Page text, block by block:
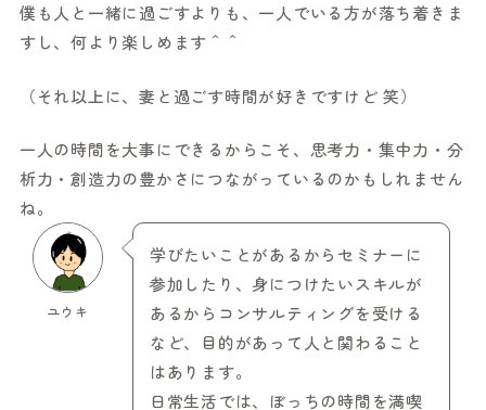
僕も人と一緒に過ごすよりも、一人でいる方が落ち着きま
すし、何より楽しめます＾＾
（それ以上に、妻と過ごす時間が好きですけど 笑）
一人の時間を大事にできるからこそ、思考力・集中力・分
析力・創造力の豊かさにつながっているのかもしれません
ね。
ユウキ
学びたいことがあるからセミナーに
参加したり、身につけたいスキルが
あるからコンサルティングを受ける
など、目的があって人と関わること
はあります。
日常生活では、ぼっちの時間を満喫